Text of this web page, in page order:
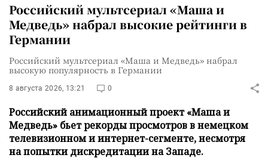
Российский мультсериал «Маша и
Медведь» набрал высокие рейтинги в
Германии
Российский мультсериал «Маша и Медведь» набрал
высокую популярность в Германии
8 августа 2026, 13:21 0
Российский анимационный проект «Маша и
Медведь» бьет рекорды просмотров в немецком
телевизионном и интернет-сегменте, несмотря
на попытки дискредитации на Западе.